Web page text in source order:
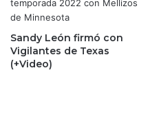
Sandy León firmó con
Vigilantes de Texas
(+Video)